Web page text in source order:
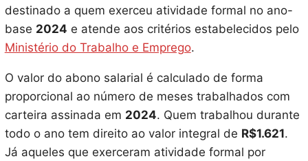
destinado a quem exerceu atividade formal no ano-
base 2024 e atende aos critérios estabelecidos pelo
Ministério do Trabalho e Emprego.
O valor do abono salarial é calculado de forma
proporcional ao número de meses trabalhados com
carteira assinada em 2024. Quem trabalhou durante
todo o ano tem direito ao valor integral de R$1.621.
Já aqueles que exerceram atividade formal por